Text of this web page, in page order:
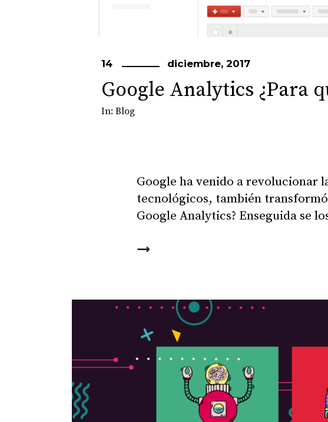
14 diciembre, 2017
Google Analytics ¿Para
In: Blog
Google ha venido a revolucionar
tecnológicos, también
Google Analytics? Enseguida se